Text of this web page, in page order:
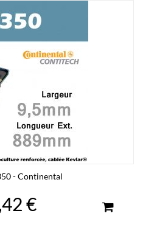
- Continental
€